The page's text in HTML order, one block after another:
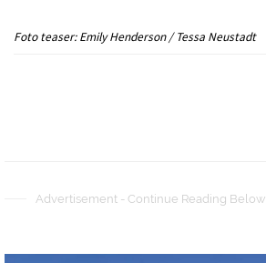
Foto teaser: Emily Henderson / Tessa Neustadt
Advertisement - Continue Reading Below